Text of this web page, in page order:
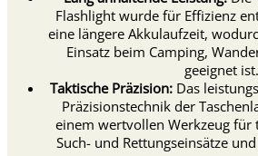
Flashlight wurde für Effizienz
eine längere Akkulaufzeit,
Einsatz beim Camping,
geeignet ist.
Taktische Präzision:Das
Präzisionstechnik der
einem wertvollen Werkzeug für
Such- und Rettungseinsätze